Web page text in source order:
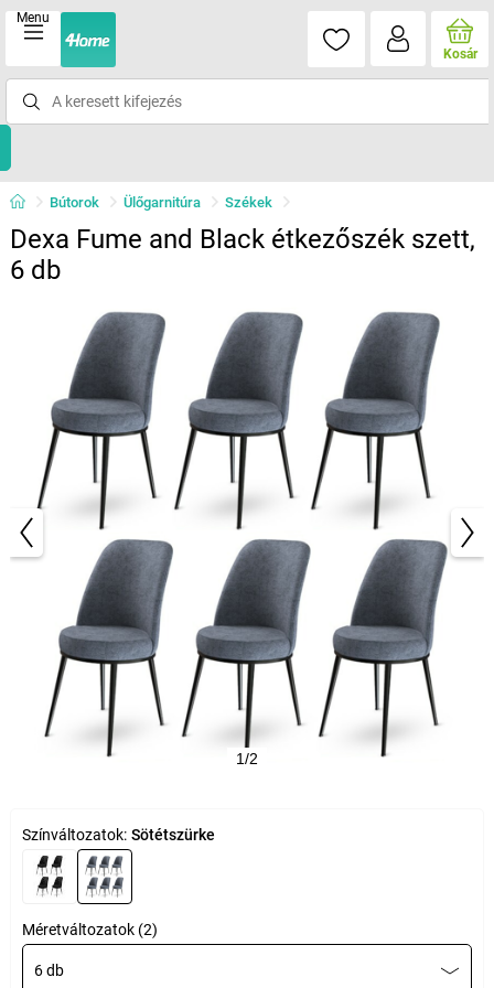
Menu
Kosár
Bútorok Ülőgarnitúra Székek
Dexa Fume and Black étkezőszék szett,
6 db
1/2
Színváltozatok: Sötétszürke
Méretváltozatok (2)
6 db